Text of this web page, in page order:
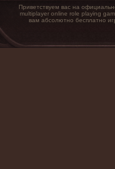
Приветствуем вас на
multiplayer online role playing
вам абсолютно бесплатно